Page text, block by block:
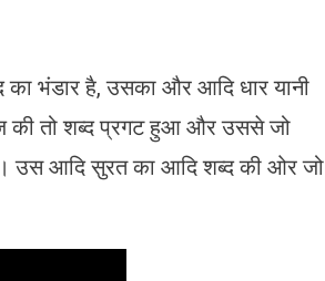
भंडार है, उसका और आदि धार यानी
की तो शब्द प्रगट हुआ और उससे जो
उस आदि सुरत का आदि शब्द की ओर जो